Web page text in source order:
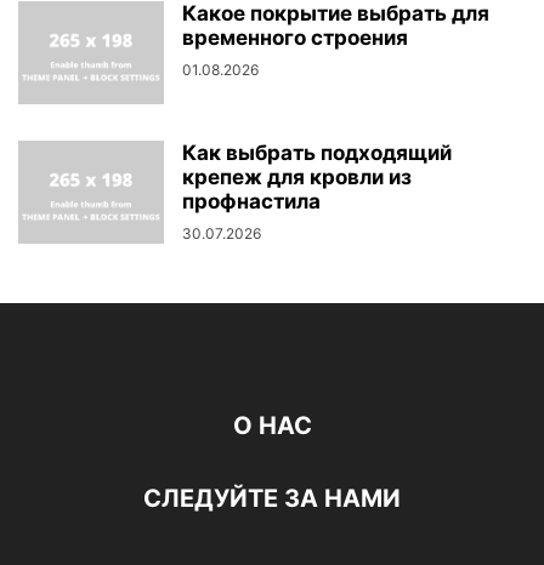
Какое покрытие выбрать для
временного строения
01.08.2026
Как выбрать подходящий
крепеж для кровли из
профнастила
30.07.2026
О НАС
СЛЕДУЙТЕ ЗА НАМИ